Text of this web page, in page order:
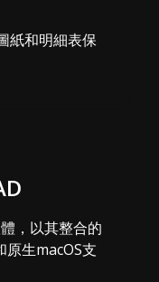
紙和明細表保
，以其整合的
生macOS支